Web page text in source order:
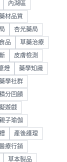
內湖區
材品質
杏光藥局
品 草藥治療
皮膚檢測
燈 藥學知識
學社群
分回饋
遊戲
子瑜伽
產後護理
療行銷
草本製品